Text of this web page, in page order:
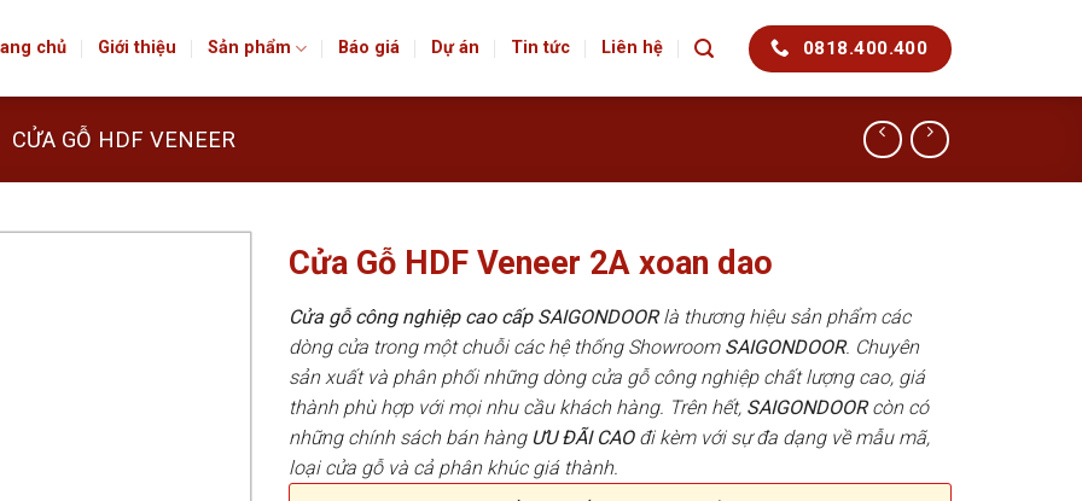
chủ Giới thiệu Sản phẩm Báo giá Dự án Tin tức Liên hệ 0818.400.400
CỬA GỖ HDF VENEER
Cửa Gỗ HDF Veneer 2A xoan dao
Cửa gỗ công nghiệp cao cấp SAIGONDOORlà thương hiệu sản phẩm các
dòng cửa trong một chuỗi các hệ thống Showroom SAIGONDOOR. Chuyên
sản xuất và phân phối những dòng cửa gỗ công nghiệp chất lượng cao, giá
thành phù hợp với mọi nhu cầu khách hàng. Trên hết, SAIGONDOORcòn có
những chính sách bán hàng ƯU ĐÃI CAO đi kèm với sự đa dạng về mẫu mã,
loại cửa gỗ và cả phân khúc giá thành.